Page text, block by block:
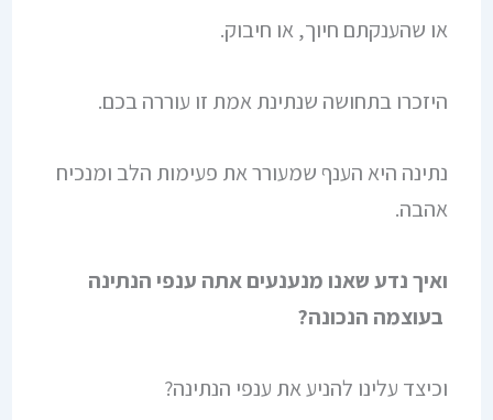
או שהענקתם חיוך, או חיבוק.
היזכרו בתחושה שנתינת אמת זו עוררה בכם.
נתינה היא הענף שמעורר את פעימות הלב ומנכיח
אהבה.
ואיך נדע שאנו מנענעים אתה ענפי הנתינה
בעוצמה הנכונה?
וכיצד עלינו להניע את ענפי הנתינה?